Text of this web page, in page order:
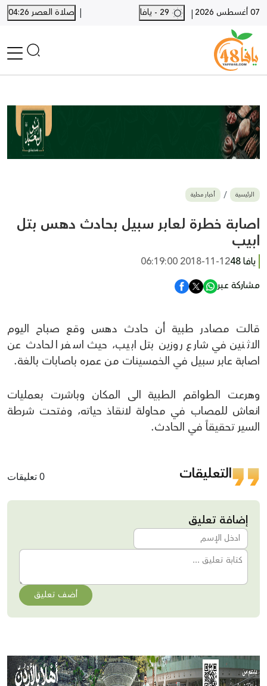
07 أغسطس 2026 |
| صلاة العصر 04:26
أخبار محلية
أخبار يافا
SHORTS
أخبار اللد والرملة
بيع وشراء
أخبار القدس
وفيات
المزيد
ارسل خبر
الرئيسية أخبار محلية
اصابة خطرة لعابر سبيل بحادث دهس بتل
ابيب
يافا 48
2018-11-12 06:19:00
مشاركة عبر
قالت مصادر طبية أن حادث دهس وقع صباح اليوم
الاثنين في شارع روزين بتل ابيب، حيث اسفر الحادث عن
اصابة عابر سبيل في الخمسينات من عمره باصابات بالغة.
وهرعت الطواقم الطبية الى المكان وباشرت بعمليات
انعاش للمصاب في محاولة لانقاذ حياته، وفتحت شرطة
السير تحقيقاً في الحادث.
التعليقات 0 تعليقات
إضافة تعليق
أضف تعليق